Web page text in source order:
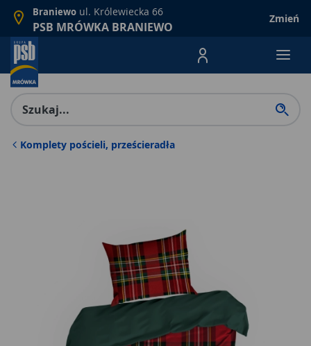
Braniewo ul. Królewiecka 66
PSB MRÓWKA BRANIEWO
Zmień
Menu Produktów,
Komplety pościeli, prześcieradła